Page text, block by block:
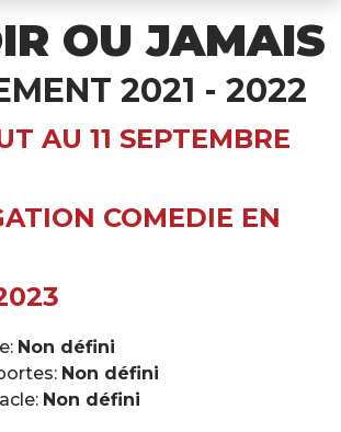
OU JAMAIS
2021 - 2022
AU 11 SEPTEMBRE
COMEDIE EN
Non défini
Non défini
Non défini